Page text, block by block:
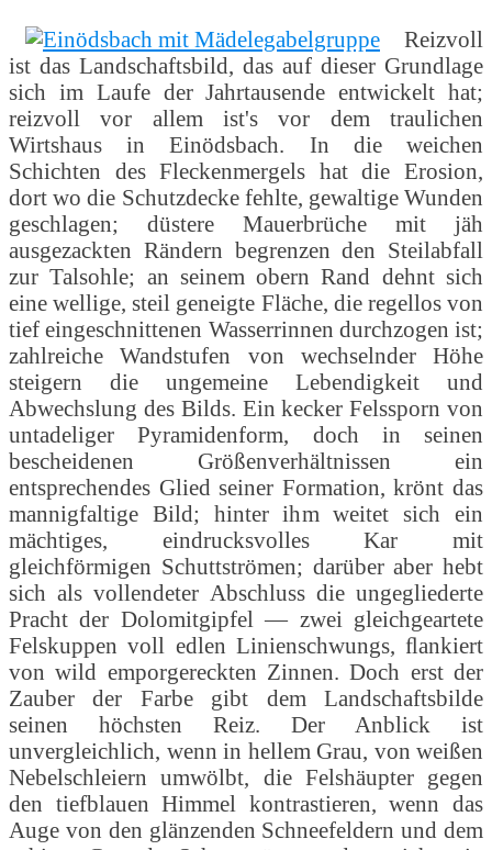
Reizvoll
ist das Landschaftsbild, das auf dieser Grundlage
sich im Laufe der Jahrtausende entwickelt hat;
reizvoll vor allem ist's vor dem traulichen
Wirtshaus in Einödsbach. In die weichen
Schichten des Fleckenmergels hat die Erosion,
dort wo die Schutzdecke fehlte, gewaltige Wunden
geschlagen; düstere Mauerbrüche mit jäh
ausgezackten Rändern begrenzen den Steilabfall
zur Talsohle; an seinem obern Rand dehnt sich
eine wellige, steil geneigte Fläche, die regellos von
tief eingeschnittenen Wasserrinnen durchzogen ist;
zahlreiche Wandstufen von wechselnder Höhe
steigern die ungemeine Lebendigkeit und
Abwechslung des Bilds. Ein kecker Felssporn von
untadeliger Pyramidenform, doch in seinen
bescheidenen Größenverhältnissen ein
entsprechendes Glied seiner Formation, krönt das
mannigfaltige Bild; hinter ihm weitet sich ein
mächtiges, eindrucksvolles Kar mit
gleichförmigen Schuttströmen; darüber aber hebt
sich als vollendeter Abschluss die ungegliederte
Pracht der Dolomitgipfel — zwei gleichgeartete
Felskuppen voll edlen Linienschwungs, ﬂankiert
von wild emporgereckten Zinnen. Doch erst der
Zauber der Farbe gibt dem Landschaftsbilde
seinen höchsten Reiz. Der Anblick ist
unvergleichlich, wenn in hellem Grau, von weißen
Nebelschleiern umwölbt, die Felshäupter gegen
den tiefblauen Himmel kontrastieren, wenn das
Auge von den glänzenden Schneefeldern und dem